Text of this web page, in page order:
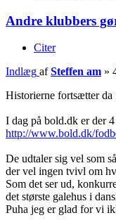
Andre klubbers
Citer
Indlæg afSteffen am »
Historierne fortsætter da
I dag på bold.dk er der
http://www.bold.dk/
De udtaler sig vel som
der vel ingen tvivl om
Som det ser ud,
det største galehus i
Puha jeg er glad for vi